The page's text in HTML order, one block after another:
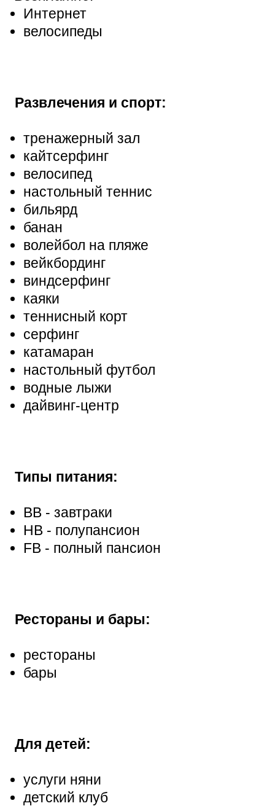
Интернет
велосипеды
Развлечения и спорт:
тренажерный зал
кайтсерфинг
велосипед
настольный теннис
бильярд
банан
волейбол на пляже
вейкбординг
виндсерфинг
каяки
теннисный корт
серфинг
катамаран
настольный футбол
водные лыжи
дайвинг-центр
Типы питания:
BB - завтраки
HB - полупансион
FB - полный пансион
Рестораны и бары:
рестораны
бары
Для детей:
услуги няни
детский клуб